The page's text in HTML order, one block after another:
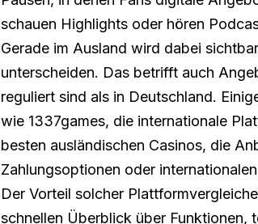
schauen Highlights oder hören
Gerade im Ausland wird dabei
unterscheiden. Das betrifft auch
reguliert sind als in Deutschland.
wie 1337games, die internationale
besten ausländischen Casinos, die
Zahlungsoptionen oder
Der Vorteil solcher
schnellen Überblick über Funktionen,